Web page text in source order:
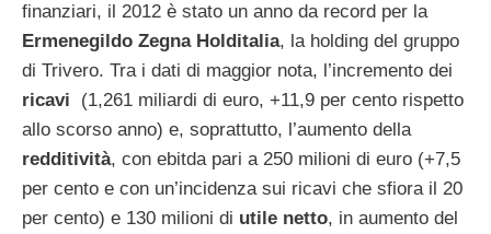
finanziari, il 2012 è stato un anno da record per la
Ermenegildo Zegna Holditalia, la holding del gruppo
di Trivero. Tra i dati di maggior nota, l’incremento dei
ricavi (1,261 miliardi di euro, +11,9 per cento rispetto
allo scorso anno) e, soprattutto, l’aumento della
redditività, con ebitda pari a 250 milioni di euro (+7,5
per cento e con un’incidenza sui ricavi che sfiora il 20
per cento) e 130 milioni di utile netto, in aumento del